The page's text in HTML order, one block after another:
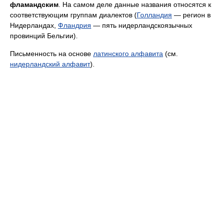
фламандским . На самом деле данные названия относятся к
соответствующим группам диалектов (Голландия — регион в
Нидерландах, Фландрия — пять нидерландскоязычных
провинций Бельгии).
Письменность на основе латинского алфавита (см.
нидерландский алфавит).